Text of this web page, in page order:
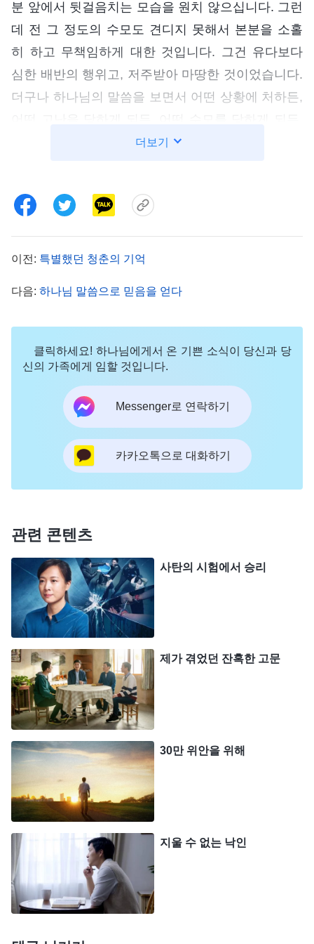
분 앞에서 뒷걸음치는 모습을 원치 않으십니다. 그런
데 전 그 정도의 수모도 견디지 못해서 본분을 소홀
히 하고 무책임하게 대한 것입니다. 그건 유다보다
심한 배반의 행위고, 저주받아 마땅한 것이었습니다.
더구나 하나님의 말씀을 보면서 어떤 상황에 처하든,
심지어 제 목숨을 내놓아야 할 상황이 닥쳐도 하나님
서 전 바로 두 형제랑 협력하면서 복음 전도와 새신
복음을 받아들였고, 전원을 교회로 인도했습니다. 하
의 평안도 느꼈습니다.
그러다 부대가 이동하면서 저도 다른 곳으로 옮겨
가게 됐습니다. 그런데 소대장이 신앙인을 핍박하는
한 겁니다. 결국 소대장이 나서서 누가 마을 사람들
한테 복음을 전했는지 조사하기 시작했습니다. 저는
덜컥 겁이 났습니다. ‘내가 마을 사람들한테 복음 전
한 게 들키지는 않을까? 간부들이 알면 잡혀서 영창
가는 거 아닐까? 영창 가면 분명 고생하고 수모당할
음을 전해야겠다. 그래야 들키지 않을 수 있으니까.
예전 같은 모욕을 다시는 당하고 싶지 않아.’ 그래서
3일 동안 복음 전하러 나가지 않았습니다. 매일 저녁
온라인 예배에 참석은 했지만 뭔가 마음이 허전한
게, 본분을 이행했을 때처럼 그렇게 편하지 않았습니
다.
그때 한 자매님이 제 내적 상태를 알고 이 말씀을
보내 주셨습니다. 『너희는 나에게 진심을 다하고,
변치 않는 마음으로 충성한다고 여긴다. 또한 너희는
자신들이 더없이 착하고, 동정심도 넘쳐난다고 여기
며, 나에게 셀 수 없이 많이 바쳤고, 나를 위해 행한
것도 충분히 많다고 여긴다. 하지만 너희는 그런 생
각들을 자신의 행위와 대조해 본 적이 있느냐? 내가
말해 주겠다. 너희는 교만으로 가득 찼고, 너무나 탐
욕스러우며, 건성으로 하는 일이 많다. 게다가 나를
속이는 데 탁월하고, 비열한 속셈과 수단이 너무 많
다. 너희는 충성심과 진심이 한없이 부족하고, 양심
더보기
이전: 특별했던 청춘의 기억
다음: 하나님 말씀으로 믿음을 얻다
클릭하세요! 하나님에게서 온 기쁜 소식이 당신과 당
신의 가족에게 임할 것입니다.
Messenger로 연락하기
카카오톡으로 대화하기
관련 콘텐츠
사탄의 시험에서 승리
제가 겪었던 잔혹한 고문
30만 위안을 위해
지울 수 없는 낙인